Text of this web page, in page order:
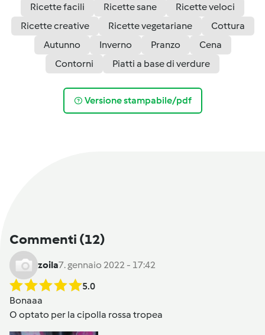
Ricette facili
Ricette sane
Ricette veloci
Ricette creative
Ricette vegetariane
Cottura
Autunno
Inverno Pranzo
Cena
Contorni
Piatti a base di verdure
Versione stampabile/pdf
Commenti (12)
zoila7. gennaio 2022 - 17:42
5.0
Bonaaa
O optato per la cipolla rossa tropea